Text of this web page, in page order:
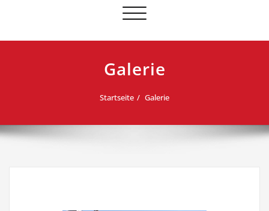
Schalte Navigation
Galerie
Startseite Galerie